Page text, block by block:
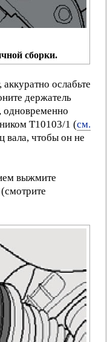
сборки.
ослабьте
держатель
одновременно
Т10103/1 (см.
вала, чтобы он не
выжмите